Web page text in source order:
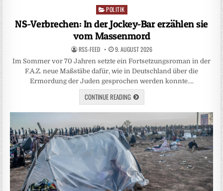
Posted
in
POLITIK
NS-Verbrechen: In der Jockey-Bar erzählen sie
vom Massenmord
RSS-FEED 9. AUGUST 2026
Im Sommer vor 70 Jahren setzte ein Fortsetzungsroman in der
F.A.Z. neue Maßstäbe dafür, wie in Deutschland über die
Ermordung der Juden gesprochen werden konnte….
CONTINUE READING